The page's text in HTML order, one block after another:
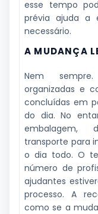
esse tempo
prévia ajuda a
necessário.
A MUDANÇA
Nem
organizadas e
concluídas em
do dia. No
embalagem,
transporte para
o dia todo. O
número de
ajudantes
processo. A
como se a